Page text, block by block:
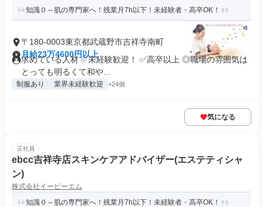
知識０～肌の専門家へ！残業月7h以下！未経験者・高卒OK！
〒180-0003東京都武蔵野市吉祥寺南町
月給23万4600円以上
求めている人材 ✅未経験歓迎！ ✅高卒以上 ◎職場の雰囲気は
とっても明るくて和や...
制服あり 業界未経験歓迎 +24個
気になる
正社員
ebcc吉祥寺店スキンケアアドバイザー(エステティシャ
ン)
株式会社イービーエム
知識０～肌の専門家へ！残業月7h以下！未経験者・高卒OK！